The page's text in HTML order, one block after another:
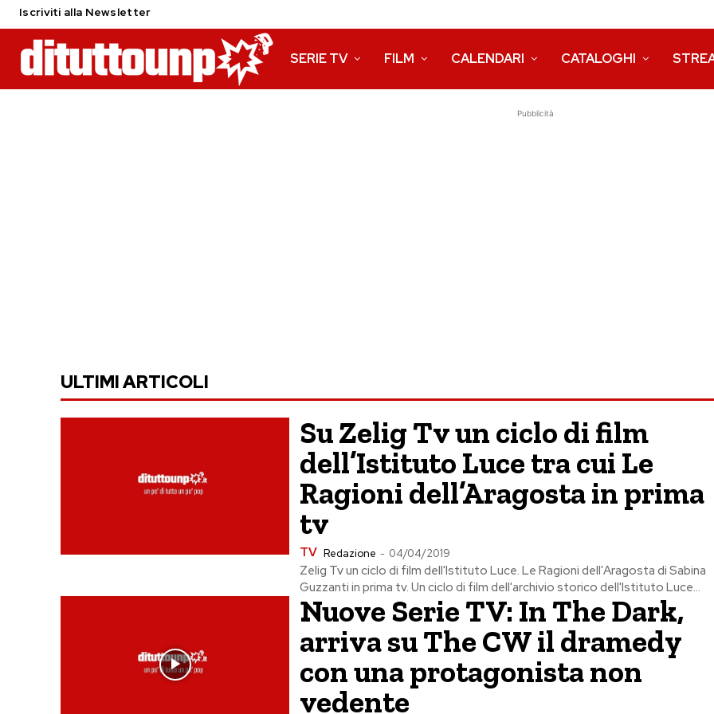
Iscriviti alla Newsletter
SERIE TV FILM CALENDARI CATALOGHI
Pubblicità
ULTIMI ARTICOLI
Su Zelig Tv un ciclo di film
dell’Istituto Luce tra cui Le
Ragioni dell’Aragosta in prima
tv
TV Redazione - 04/04/2019
Zelig Tv un ciclo di film dell'Istituto Luce. Le Ragioni dell'Aragosta di Sabina
Guzzanti in prima tv. Un ciclo di film dell'archivio storico dell'Istituto Luce...
Nuove Serie TV: In The Dark,
arriva su The CW il dramedy
con una protagonista non
vedente